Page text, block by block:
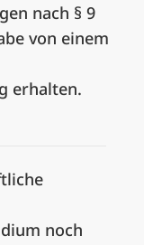
nach § 9
von einem
erhalten.
noch